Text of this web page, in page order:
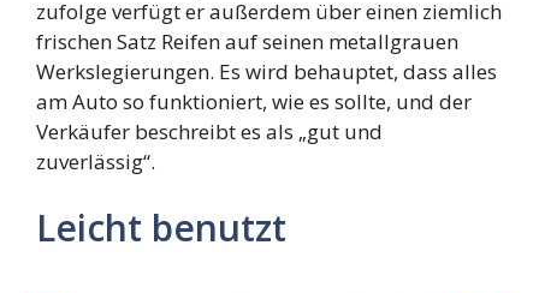
zufolge verfügt er außerdem über einen ziemlich
frischen Satz Reifen auf seinen metallgrauen
Werkslegierungen. Es wird behauptet, dass alles
am Auto so funktioniert, wie es sollte, und der
Verkäufer beschreibt es als „gut und
zuverlässig“.
Leicht benutzt